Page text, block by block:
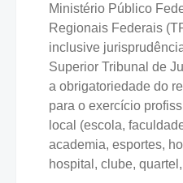
Ministério Público
Regionais Federais
inclusive
Superior Tribunal de
a obrigatoriedade do
para o exercício
local (escola,
academia, esportes,
hospital, clube,